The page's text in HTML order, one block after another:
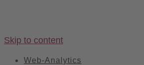
Skip to content
Web-Analytics